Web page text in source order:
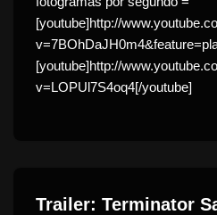
[youtube]http://
[youtube]http://
v=LOPUl7S4oq4[/youtube]
Trailer: Terminator